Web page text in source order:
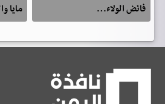
فائض الولاء…
مايا